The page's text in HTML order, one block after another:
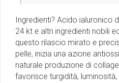
Ingredienti? Acido ialuronico
24 kt e altri ingredienti nobili
questo rilascio mirato e
pelle, inizia una azione
naturale produzione di
favorisce turgidità,